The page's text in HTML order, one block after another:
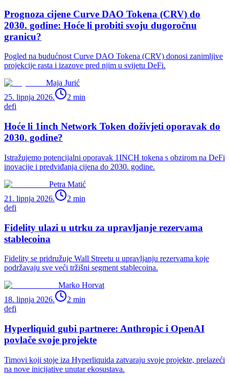
Prognoza cijene Curve DAO Tokena (CRV) do
2030. godine: Hoće li probiti svoju dugoročnu
granicu?
Pogled na budućnost Curve DAO Tokena (CRV) donosi zanimljive
projekcije rasta i izazove pred njim u svijetu DeFi.
Maja Jurić
25. lipnja 2026.
2 min
defi
Hoće li 1inch Network Token doživjeti oporavak do
2030. godine?
Istražujemo potencijalni oporavak 1INCH tokena s obzirom na DeFi
inovacije i predviđanja cijena do 2030. godine.
Petra Matić
21. lipnja 2026.
2 min
defi
Fidelity ulazi u utrku za upravljanje rezervama
stablecoina
Fidelity se pridružuje Wall Streetu u upravljanju rezervama koje
podržavaju sve veći tržišni segment stablecoina.
Marko Horvat
18. lipnja 2026.
2 min
defi
Hyperliquid gubi partnere: Anthropic i OpenAI
povlače svoje projekte
Timovi koji stoje iza Hyperliquida zatvaraju svoje projekte, prelazeći
na nove inicijative unutar ekosustava.